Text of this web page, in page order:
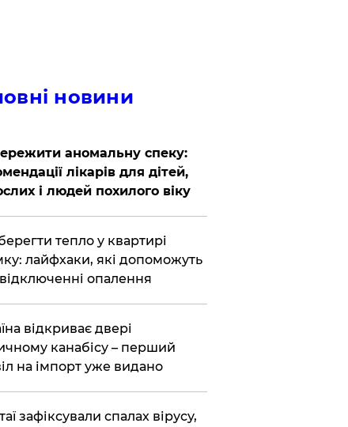
новини
аномальну спеку:
лікарів для дітей,
і людей похилого віку
тепло у квартирі
лайфхаки, які допоможуть
опалення
відкриває двері
канабісу – перший
на імпорт уже видано
зафіксували спалах вірусу,